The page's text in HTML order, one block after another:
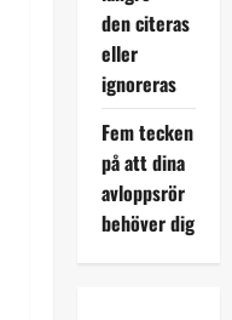
den citeras
eller
ignoreras
Fem tecken
på att dina
avloppsrör
behöver dig